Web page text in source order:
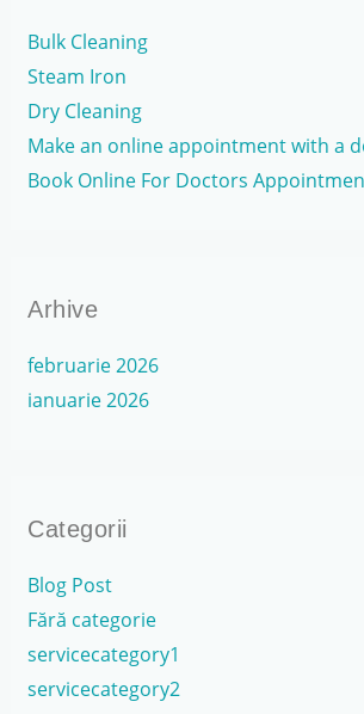
f
o
r
:
Bulk Cleaning
Steam Iron
Dry Cleaning
Make an online appointment with a
Book Online For Doctors
Arhive
februarie 2026
ianuarie 2026
Categorii
Blog Post
Fără categorie
servicecategory1
servicecategory2